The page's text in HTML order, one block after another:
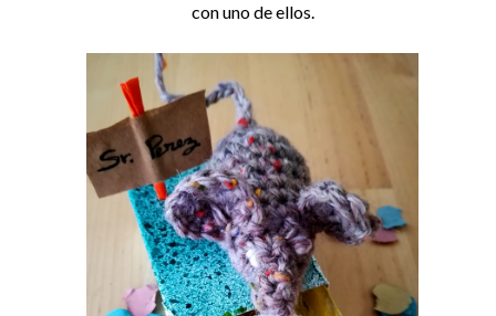
con uno de ellos.